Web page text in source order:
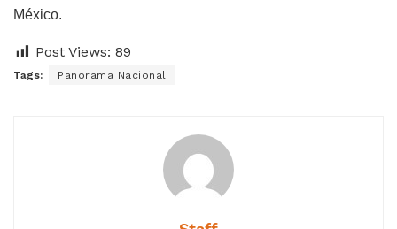
México.
Post Views: 89
Tags: Panorama Nacional